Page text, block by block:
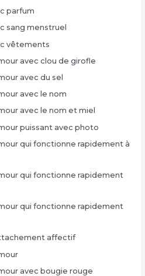
parfum
sang menstruel
vêtements
avec clou de girofle
avec du sel
avec le nom
avec le nom et miel
puissant avec photo
qui fonctionne rapidement à
qui fonctionne rapidement
qui fonctionne rapidement
affectif
avec bougie rouge